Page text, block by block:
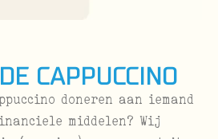
cappuccino
doneren aan iemand
middelen? Wij